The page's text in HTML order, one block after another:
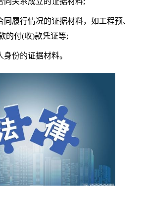
同履行情况的证据材料，如工程预、
的付(收)款凭证等;
份的证据材料。